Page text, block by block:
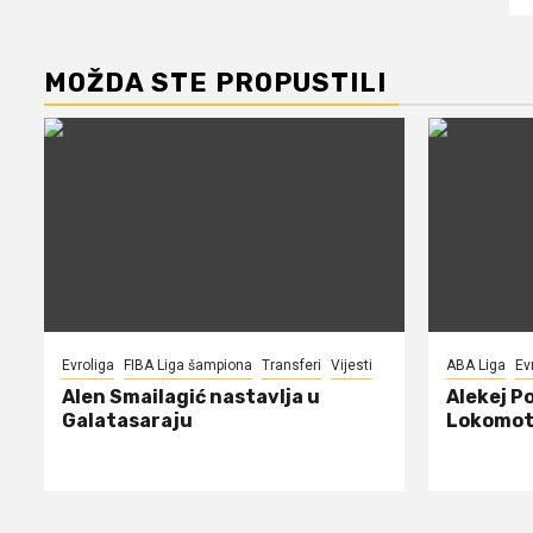
MOŽDA STE PROPUSTILI
Evroliga FIBA Liga šampiona Transferi Vijesti
Alen Smailagić nastavlja u
Galatasaraju
ABA Liga
Alekej